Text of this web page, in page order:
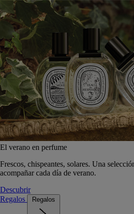
El verano en perfume
Frescos, chispeantes, solares. Una
acompañar cada día de verano.
Descubrir
Regalos
Regalos